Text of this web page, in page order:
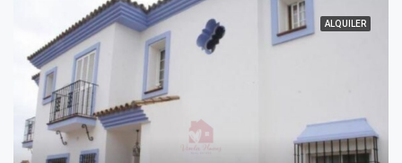
ALQUILER